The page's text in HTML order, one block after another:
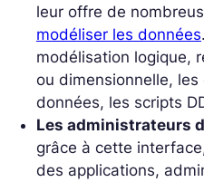
leur offre de
modéliser les données
modélisation logique,
ou dimensionnelle,
données, les scripts
Les administrateurs
grâce à cette
des applications,